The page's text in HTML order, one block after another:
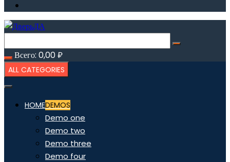
Всего: 0,00₽
ALL CATEGORIES
HOMEDEMOS
Demo one
Demo two
Demo three
Demo four